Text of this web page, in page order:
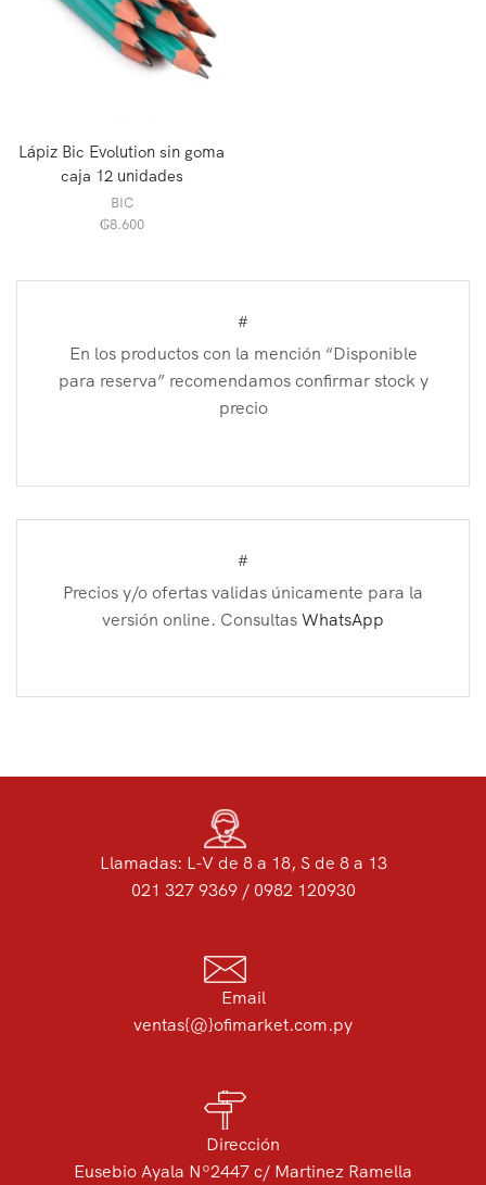
Lápiz Bic Evolution sin goma
caja 12 unidades
BIC
₲8.600
#
En los productos con la mención “Disponible
para reserva” recomendamos confirmar stock y
precio
#
Precios y/o ofertas validas únicamente para la
versión online. Consultas WhatsApp
Llamadas: L-V de 8 a 18, S de 8 a 13
021 327 9369 / 0982 120930
Email
ventas{@}ofimarket.com.py
Dirección
Eusebio Ayala Nº2447 c/ Martinez Ramella